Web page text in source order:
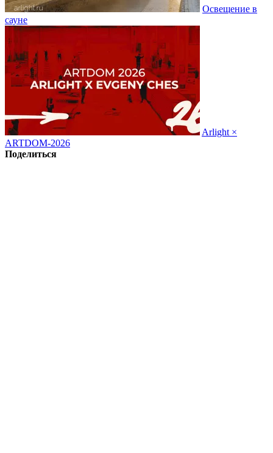
Освещение в
сауне
Arlight ×
ARTDOM-2026
Поделиться